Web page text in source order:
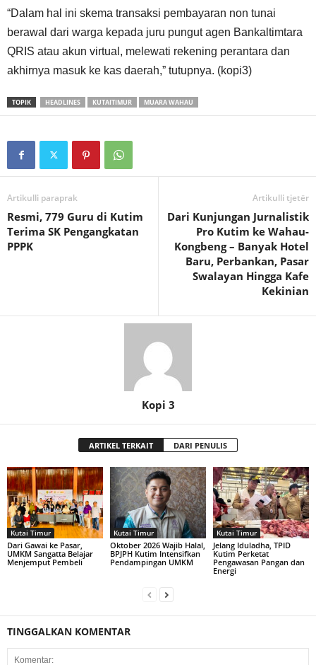
“Dalam hal ini skema transaksi pembayaran non tunai
berawal dari warga kepada juru pungut agen Bankaltimtara
QRIS atau akun virtual, melewati rekening perantara dan
akhirnya masuk ke kas daerah,” tutupnya. (kopi3)
TOPIK HEADLINES KUTAITIMUR MUARA WAHAU
Artikulli paraprak
Resmi, 779 Guru di Kutim
Terima SK Pengangkatan
PPPK
Artikulli tjetër
Dari Kunjungan Jurnalistik
Pro Kutim ke Wahau-
Kongbeng – Banyak Hotel
Baru, Perbankan, Pasar
Swalayan Hingga Kafe
Kekinian
Kopi 3
ARTIKEL TERKAIT DARI PENULIS
Kutai Timur
Dari Gawai ke Pasar,
UMKM Sangatta Belajar
Menjemput Pembeli
Kutai Timur
Oktober 2026 Wajib Halal,
BPJPH Kutim Intensifkan
Pendampingan UMKM
Kutai Timur
Jelang Iduladha, TPID
Kutim Perketat
Pengawasan Pangan dan
Energi
TINGGALKAN KOMENTAR